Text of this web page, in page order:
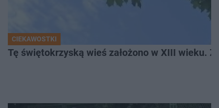
CIEKAWOSTKI
Tę świętokrzyską wieś założono w XIII wieku.